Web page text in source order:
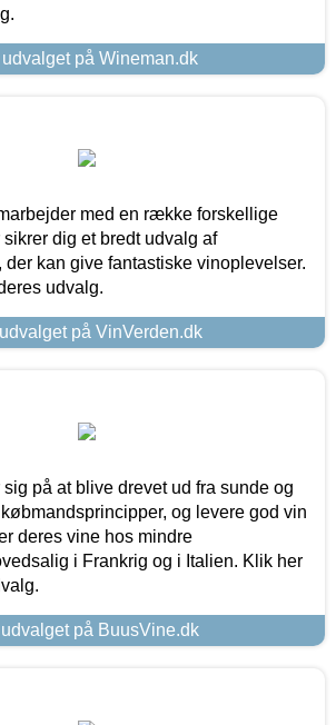
på Wineman.dk
med en række forskellige
sikrer dig et bredt udvalg af
kan give fantastiske vinoplevelser.
udvalg.
på VinVerden.dk
på at blive drevet ud fra sunde og
og levere god vin
deres vine hos mindre
i Frankrig og i Italien. Klik her
på BuusVine.dk